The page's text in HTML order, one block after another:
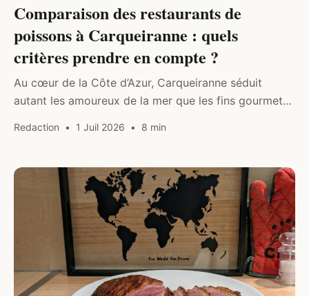
Comparaison des restaurants de
poissons à Carqueiranne : quels
critères prendre en compte ?
Au cœur de la Côte d’Azur, Carqueiranne séduit
autant les amoureux de la mer que les fins gourmets.
Redaction 1 Juil 2026 8 min
DRINK & FOOD